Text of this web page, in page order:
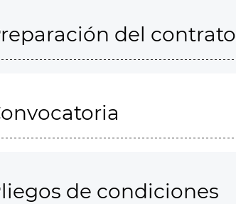
del contrato
de condiciones